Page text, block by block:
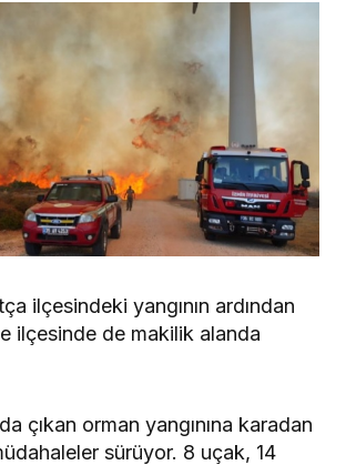
ilçesindeki yangının ardından
ilçesinde de makilik alanda
çıkan orman yangınına karadan
sürüyor. 8 uçak, 14